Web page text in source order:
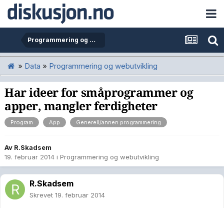
Programmering og webutvikling
» Data » Programmering og webutvikling
Har ideer for småprogrammer og
apper, mangler ferdigheter
Program App Generell/annen programmering
Av R.Skadsem
19. februar 2014 i Programmering og webutvikling
R.Skadsem
Skrevet 19. februar 2014